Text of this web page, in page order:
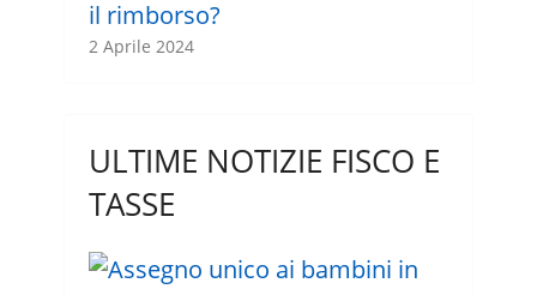
il rimborso?
2 Aprile 2024
ULTIME NOTIZIE FISCO E
TASSE